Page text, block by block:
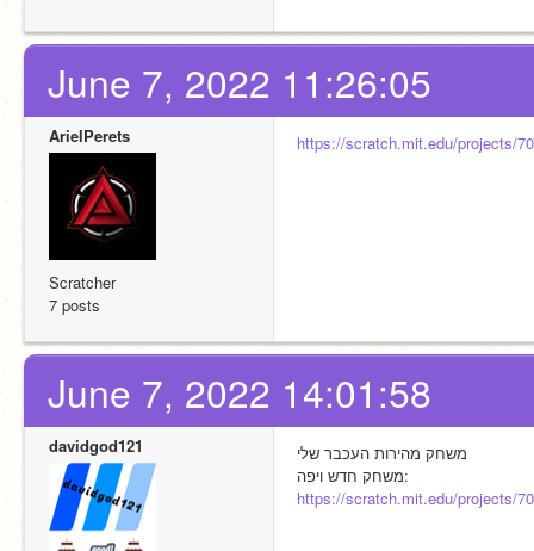
June 7, 2022 11:26:05
ArielPerets
Scratcher
7 posts
https://scratch.mit.edu/projects/
June 7, 2022 14:01:58
davidgod121
משחק מהירות העכבר שלי
משחק חדש ויפה:
https://scratch.mit.edu/projects/